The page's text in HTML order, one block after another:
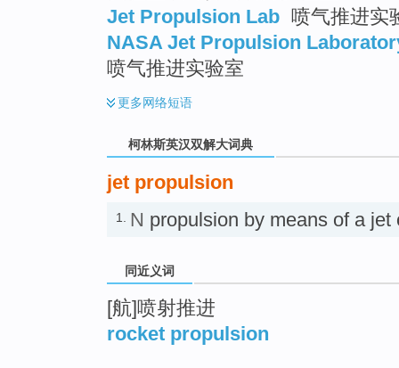
Jet Propulsion Lab 喷气推进实
NASA Jet Propulsion
喷气推进实验室
更多网络短语
柯林斯英汉双解大词典
jet propulsion
1. N propulsion by means of a
同近义词
[航]喷射推进
rocket propulsion